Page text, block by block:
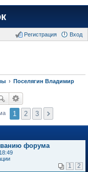
Вход
Регистрация
Поселягин Владимир
1 2 3
форума
1 2